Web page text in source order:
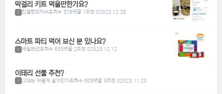
막걸리 키트 먹을만한가요?
1 친절한미자씨 조회수 578댓글 1추천 02023.12.28
스마트 파티 먹어 보신 분 있나요?
1 세일러선조회수 630댓글 2추천 02023.12.12
이태리 선물 추천?
1 그대는 어떻게 살것인가조회수 603댓글 3추천 02023.11.20